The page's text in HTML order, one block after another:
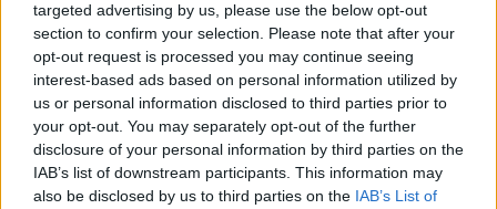
targeted advertising by us, please use the below opt-out
section to confirm your selection. Please note that after your
opt-out request is processed you may continue seeing
interest-based ads based on personal information utilized by
us or personal information disclosed to third parties prior to
your opt-out. You may separately opt-out of the further
disclosure of your personal information by third parties on the
IAB’s list of downstream participants. This information may
also be disclosed by us to third parties on the IAB’s List of
04.08.2026 - 12:40
Τράπεζα Κύπρου: Ενισχυμένες κατά 31% οι ασφαλιστικές
υπηρεσίες - Κέρδη €252 εκατ. (+7%) και ROTE 18.8% στο
εξάμηνο
04.08.2026 - 11:49
Σπύρος Γεωργαράς - «ΥΓΕΙΑ» / Ερευνητικό και Θεραπευτικό
Ινστιτούτο ΟΦΘΑΛΜΟΣ